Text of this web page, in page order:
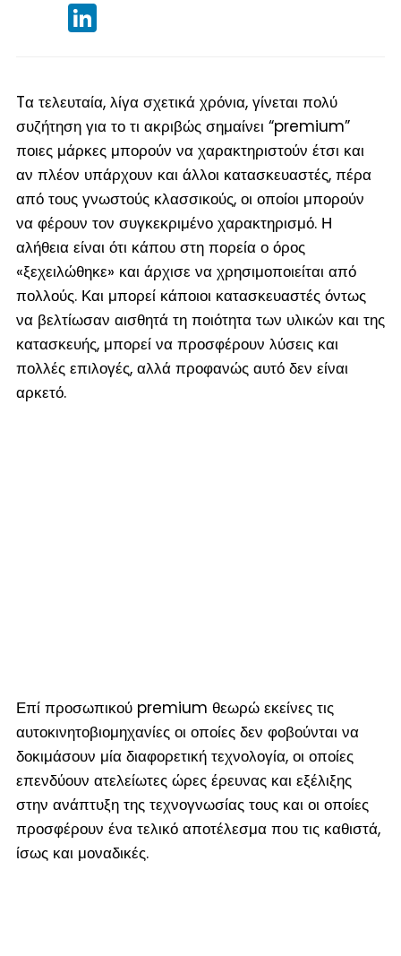
LinkedIn
Tα τελευταία, λίγα σχετικά χρόνια, γίνεται πολύ
συζήτηση για το τι ακριβώς σημαίνει “premium”
ποιες μάρκες μπορούν να χαρακτηριστούν έτσι και
αν πλέον υπάρχουν και άλλοι κατασκευαστές, πέρα
από τους γνωστούς κλασσικούς, οι οποίοι μπορούν
να φέρουν τον συγκεκριμένο χαρακτηρισμό. Η
αλήθεια είναι ότι κάπου στη πορεία ο όρος
«ξεχειλώθηκε» και άρχισε να χρησιμοποιείται από
πολλούς. Και μπορεί κάποιοι κατασκευαστές όντως
να βελτίωσαν αισθητά τη ποιότητα των υλικών και της
κατασκευής, μπορεί να προσφέρουν λύσεις και
πολλές επιλογές, αλλά προφανώς αυτό δεν είναι
αρκετό.
Επί προσωπικού premium θεωρώ εκείνες τις
αυτοκινητοβιομηχανίες οι οποίες δεν φοβούνται να
δοκιμάσουν μία διαφορετική τεχνολογία, οι οποίες
επενδύουν ατελείωτες ώρες έρευνας και εξέλιξης
στην ανάπτυξη της τεχνογνωσίας τους και οι οποίες
προσφέρουν ένα τελικό αποτέλεσμα που τις καθιστά,
ίσως και μοναδικές.